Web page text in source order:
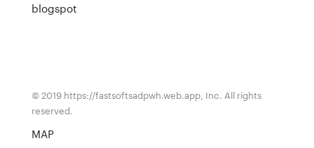
blogspot
© 2019 https://fastsoftsadpwh.web.app, Inc. All rights
reserved.
MAP